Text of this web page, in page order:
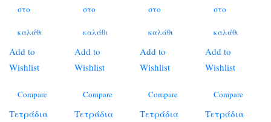
στο
καλάθι
Add to
Wishlist
Compare
Τετράδια
στο
καλάθι
Add to
Wishlist
Compare
Τετράδια
στο
καλάθι
Add to
Wishlist
Compare
Τετράδια
στο
καλάθι
Add to
Wishlist
Compare
Τετράδια